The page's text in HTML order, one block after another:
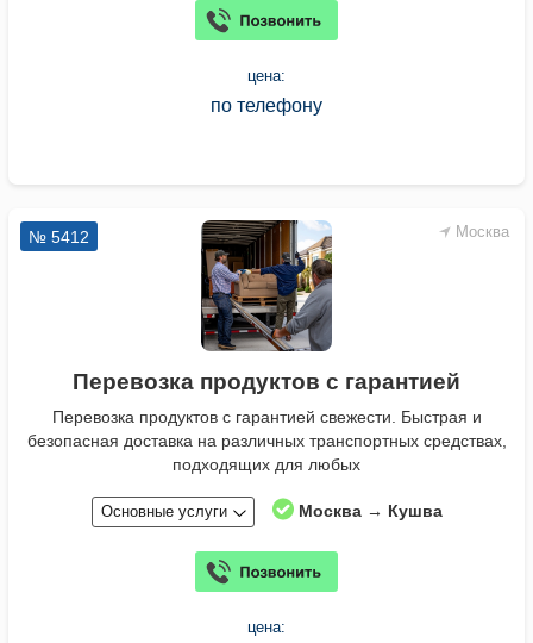
цена:
по телефону
Москва
№ 5412
Перевозка продуктов с гарантией
Перевозка продуктов с гарантией свежести. Быстрая и
безопасная доставка на различных транспортных средствах,
подходящих для любых
Основные услуги Москва → Кушва
цена: